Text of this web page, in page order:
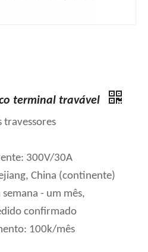
terminal travável
travessores
300V/30A
China (continente)
- um mês,
confirmado
100k/mês